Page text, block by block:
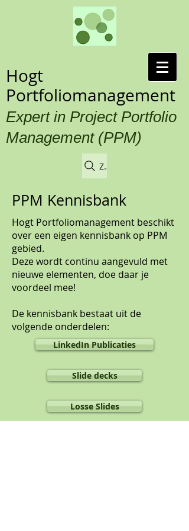
Hogt
Portfoliomanagement
Expert in Project Portfolio
Management (PPM)
Zoek
PPM Kennisbank
Hogt Portfoliomanagement beschikt
over een eigen kennisbank op PPM
gebied.
Deze wordt continu aangevuld met
nieuwe elementen, doe daar je
voordeel mee!
De kennisbank bestaat uit de
volgende onderdelen:
LinkedIn Publicaties
Slide decks
Losse Slides